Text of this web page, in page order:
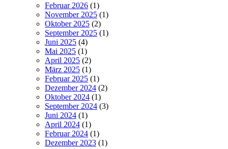
Februar 2026 (1)
November 2025 (1)
Oktober 2025 (2)
September 2025 (1)
Juni 2025 (4)
Mai 2025 (1)
April 2025 (2)
März 2025 (1)
Februar 2025 (1)
Dezember 2024 (2)
Oktober 2024 (1)
September 2024 (3)
Juni 2024 (1)
April 2024 (1)
Februar 2024 (1)
Dezember 2023 (1)